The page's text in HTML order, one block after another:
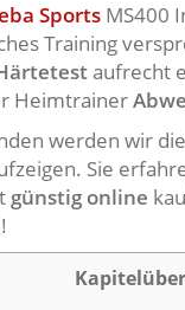
Sports MS400
Training
aufrecht
Heimtrainer
werden wir
Sie
günstig online